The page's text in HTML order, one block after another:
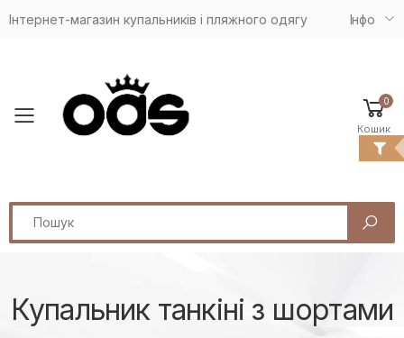
Інтернет-магазин купальників і пляжного одягу Iнфо
Toggle mobile menu
0
Кошик
Search
Купальник танкіні з шортами